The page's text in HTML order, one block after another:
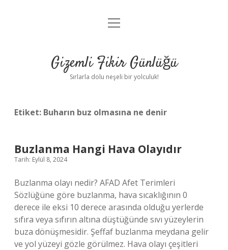
Anasayfa
Yasal Uyarı
menüyü
Gizemli Fikir Günlüğü
Sırlarla dolu neşeli bir yolculuk!
Etiket: Buharın buz olmasına ne denir
Buzlanma Hangi Hava Olayıdır
Tarih: Eylül 8, 2024
Buzlanma olayı nedir? AFAD Afet Terimleri
Sözlüğüne göre buzlanma, hava sıcaklığının 0
derece ile eksi 10 derece arasında olduğu yerlerde
sıfıra veya sıfırın altına düştüğünde sıvı yüzeylerin
buza dönüşmesidir. Şeffaf buzlanma meydana gelir
ve yol yüzeyi gözle görülmez. Hava olayı çeşitleri